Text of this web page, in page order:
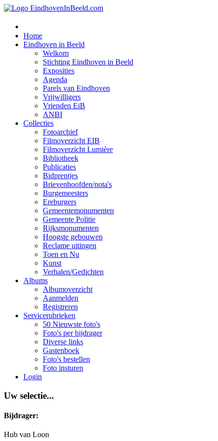
Home
Eindhoven in Beeld
Welkom
Stichting Eindhoven in Beeld
Exposities
Agenda
Parels van Eindhoven
Vrijwilligers
Vrienden EiB
ANBI
Collecties
Fotoarchief
Filmoverzicht EIB
Filmoverzicht Lumière
Bibliotheek
Publicaties
Bidprentjes
Brievenhoofden/nota's
Burgemeesters
Ereburgers
Gemeentemonumenten
Gemeente Politie
Rijksmonumenten
Hoogste gebouwen
Reclame uitingen
Toen en Nu
Kunst
Verhalen/Gedichten
Albums
Albumoverzicht
Aanmelden
Registreren
Servicerubrieken
50 Nieuwste foto's
Foto's per bijdrager
Diverse links
Gastenboek
Foto's bestellen
Foto insturen
Login
Uw selectie...
Bijdrager:
Hub van Loon